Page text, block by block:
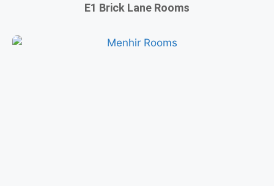
E1 Brick Lane Rooms